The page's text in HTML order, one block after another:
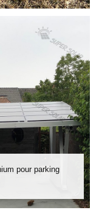
pour parking